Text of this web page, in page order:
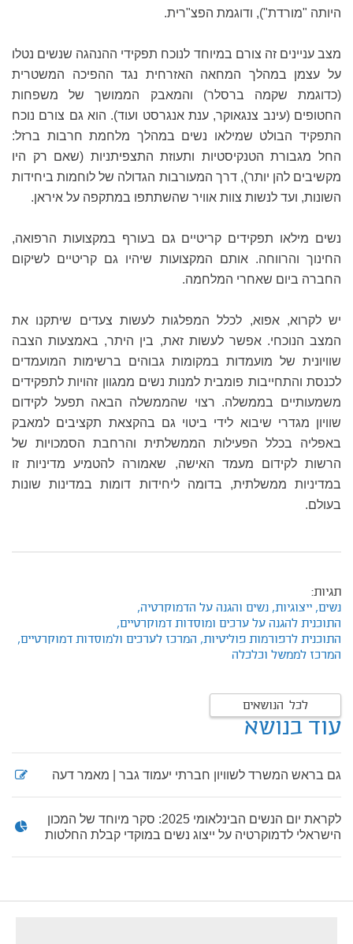
היותה "מורדת"), ודוגמת הפצ"רית.
מצב עניינים זה צורם במיוחד לנוכח תפקידי ההנהגה שנשים נטלו
על עצמן במהלך המחאה האזרחית נגד ההפיכה המשטרית
(כדוגמת שקמה ברסלר) והמאבק הממושך של משפחות
החטופים (עינב צנגאוקר, ענת אנגרסט ועוד). הוא גם צורם נוכח
התפקיד הבולט שמילאו נשים במהלך מלחמת חרבות ברזל:
החל מגבורת הטנקיסטיות ותעוזת התצפיתניות (שאם רק היו
מקשיבים להן יותר), דרך המעורבות הגדולה של לוחמות ביחידות
השונות, ועד לנשות צוות אוויר שהשתתפו במתקפה על איראן.
נשים מילאו תפקידים קריטיים גם בעורף במקצועות הרפואה,
החינוך והרווחה. אותם המקצועות שיהיו גם קריטיים לשיקום
החברה ביום שאחרי המלחמה.
יש לקרוא, אפוא, לכלל המפלגות לעשות צעדים שיתקנו את
המצב הנוכחי. אפשר לעשות זאת, בין היתר, באמצעות הצבה
שוויונית של מועמדות במקומות גבוהים ברשימות המועמדים
לכנסת והתחייבות פומבית למנות נשים ממגוון זהויות לתפקידים
משמעותיים בממשלה. רצוי שהממשלה הבאה תפעל לקידום
שוויון מגדרי שיבוא לידי ביטוי גם בהקצאת תקציבים למאבק
באפליה בכלל הפעילות הממשלתית והרחבת הסמכויות של
הרשות לקידום מעמד האישה, שאמורה להטמיע מדיניות זו
במדיניות ממשלתית, בדומה ליחידות דומות במדינות שונות
בעולם.
תגיות:
נשים, ייצוגיות, נשים והגנה על הדמוקרטיה,
התוכנית להגנה על ערכים ומוסדות דמוקרטיים,
התוכנית לרפורמות פוליטיות, המרכז לערכים ולמוסדות דמוקרטיים,
המרכז לממשל וכלכלה
לכל הנושאים
עוד בנושא
גם בראש המשרד לשוויון חברתי יעמוד גבר | מאמר דעה
לקראת יום הנשים הבינלאומי 2025: סקר מיוחד של המכון
הישראלי לדמוקרטיה על ייצוג נשים במוקדי קבלת החלטות